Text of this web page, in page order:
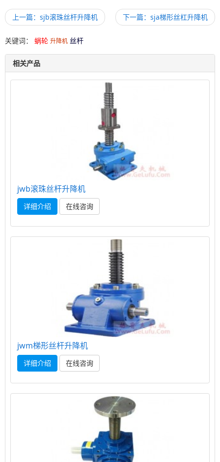
上一篇：sjb滚珠丝杆升降机 下一篇：sja梯形丝杠升降机
关键词： 蜗轮 升降机 丝杆
相关产品
jwb滚珠丝杆升降机
详细介绍 在线咨询
jwm梯形丝杆升降机
详细介绍 在线咨询